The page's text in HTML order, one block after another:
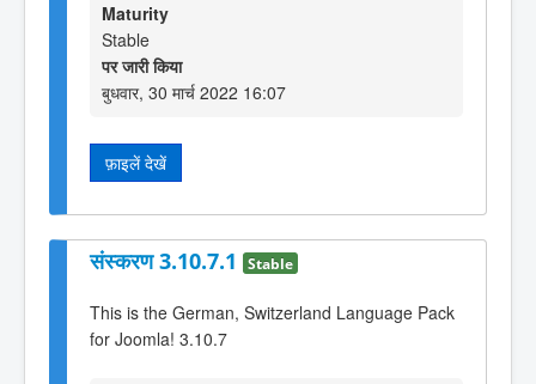
Maturity
Stable
पर जारी किया
बुधवार, 30 मार्च 2022 16:07
फ़ाइलें देखें
संस्करण 3.10.7.1 Stable
This is the German, Switzerland Language Pack
for Joomla! 3.10.7